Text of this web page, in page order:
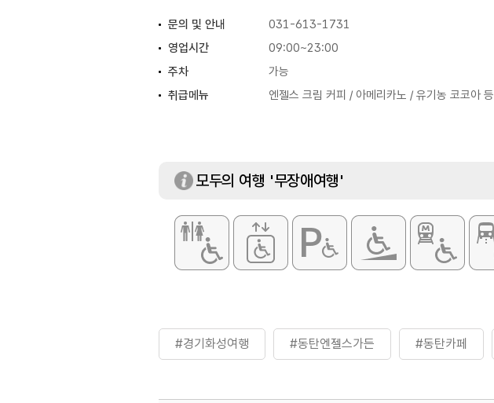
문의 및 안내 031-613-1731
영업시간
09:00~23:00
주차
가능
취급메뉴
엔젤스 크림 커피 / 아메리카노 / 유기농 코코아 등
모두의 여행 '무장애여행'
#경기화성여행 #동탄엔젤스가든 #동탄카페